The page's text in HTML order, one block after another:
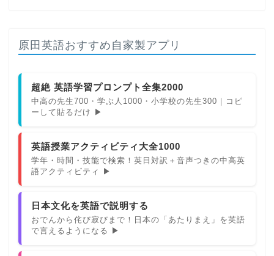
原田英語おすすめ自家製アプリ
超絶 英語学習プロンプト全集2000
中高の先生700・学ぶ人1000・小学校の先生300｜コピ
ーして貼るだけ ▶
英語授業アクティビティ大全1000
学年・時間・技能で検索！英日対訳＋音声つきの中高英
語アクティビティ ▶
日本文化を英語で説明する
おでんから侘び寂びまで！日本の「あたりまえ」を英語
で言えるようになる ▶